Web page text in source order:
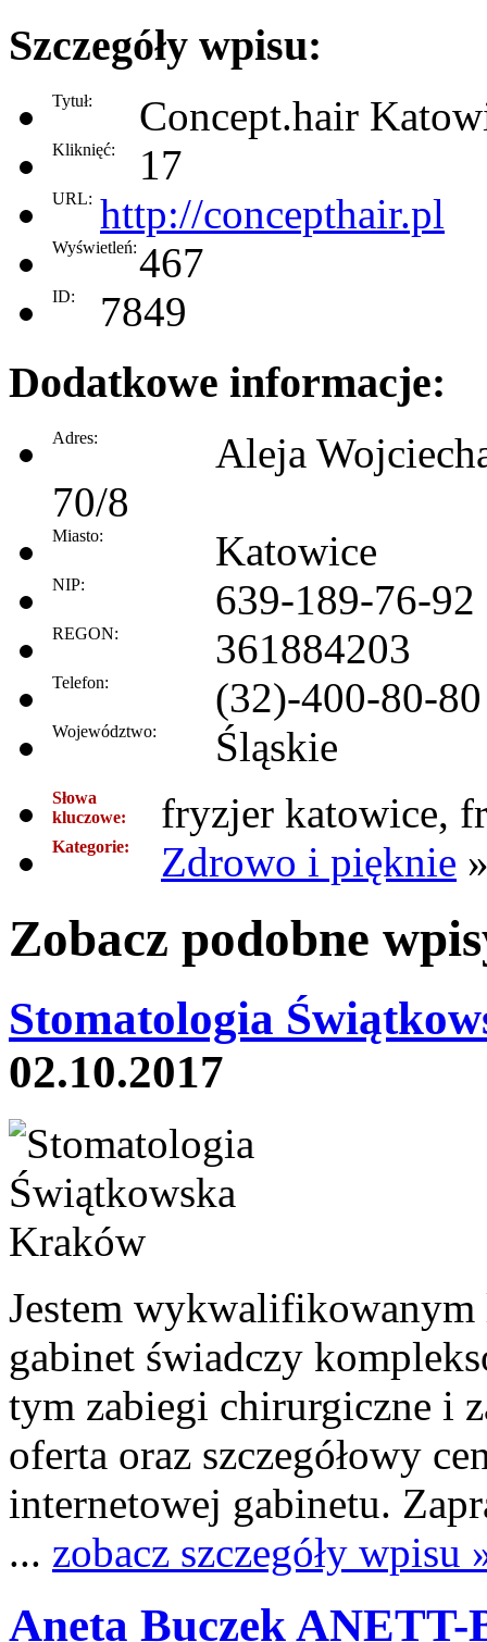
Szczegóły wpisu:
Tytuł: Concept.hair
Kliknięć: 17
URL: http://concepthair.pl
Wyświetleń:467
ID: 7849
Dodatkowe informacje:
Adres:
Aleja
70/8
Miasto: Katowice
NIP: 639-189-76-92
REGON: 361884203
Telefon: (32)-400-80-80
Województwo: Śląskie
Słowa
kluczowe:
fryzjer katowice,
Kategorie: Zdrowo i pięknie
Zobacz podobne
Stomatologia
02.10.2017
Jestem
gabinet świadczy
tym zabiegi chirurgiczne i
oferta oraz szczegółowy
internetowej gabinetu.
... zobacz szczegóły wpisu
Aneta Buczek